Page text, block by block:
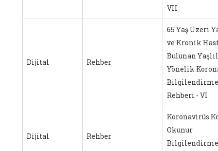
VII
Dijital Rehber
65 Yaş Üzeri
ve Kronik
Bulunan
Yönelik
Bilgilendirme
Rehberi - VI
Dijital Rehber
Koronavirüs
Okunur
Bilgilendirme